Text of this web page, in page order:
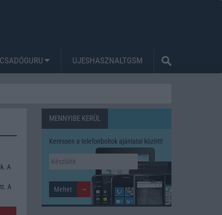
UJESHASZNALTGSM
A
A
MENNYIBE KERÜL
Keressen a telefonboltok ajánlatai között!